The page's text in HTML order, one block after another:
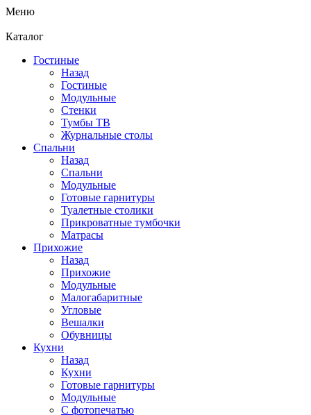
Меню
Каталог
Гостиные
Назад
Гостиные
Модульные
Стенки
Тумбы ТВ
Журнальные столы
Спальни
Назад
Спальни
Модульные
Готовые гарнитуры
Туалетные столики
Прикроватные тумбочки
Матрасы
Прихожие
Назад
Прихожие
Модульные
Малогабаритные
Угловые
Вешалки
Обувницы
Кухни
Назад
Кухни
Готовые гарнитуры
Модульные
С фотопечатью